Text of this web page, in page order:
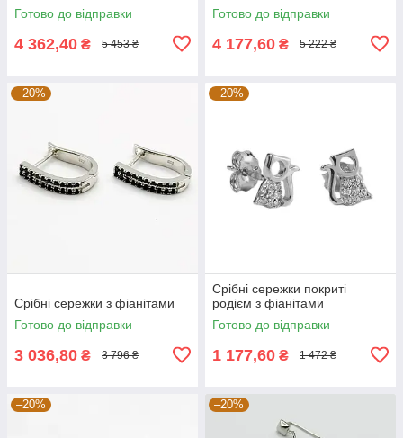
Готово до відправки
4 362,40 ₴ 5 453 ₴
Готово до відправки
4 177,60 ₴ 5 222 ₴
–20%
Срібні сережки з фіанітами
Готово до відправки
3 036,80 ₴ 3 796 ₴
–20%
Срібні сережки покриті
родієм з фіанітами
Готово до відправки
1 177,60 ₴ 1 472 ₴
–20% –20%